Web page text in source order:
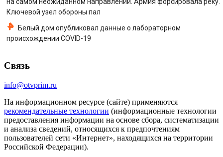
Ключевой узел обороны пал
Белый дом опубликовал данные о лабораторном
происхождении COVID-19
Связь
info@otvprim.ru
На информационном ресурсе (сайте) применяются
рекомендательные технологии (информационные технологии
предоставления информации на основе сбора, систематизации
и анализа сведений, относящихся к предпочтениям
пользователей сети «Интернет», находящихся на территории
Российской Федерации).